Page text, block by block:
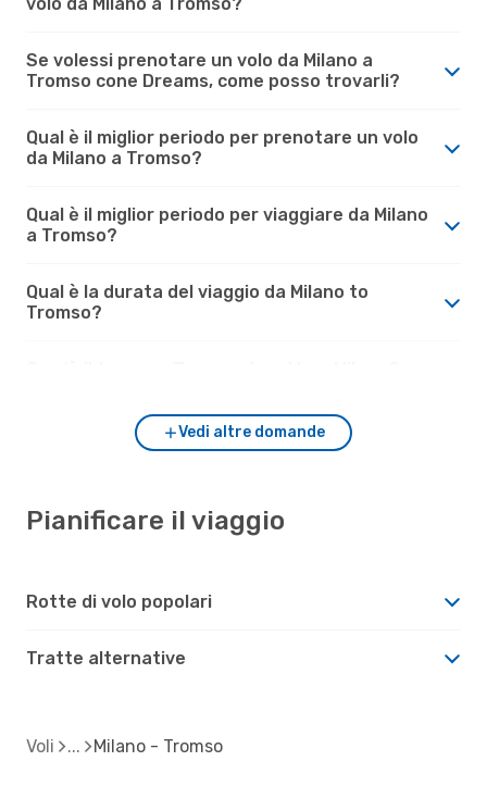
Se volessi prenotare un volo da Milano a
Tromso cone Dreams, come posso trovarli?
Qual è il miglior periodo per prenotare un volo
da Milano a Tromso?
Qual è il miglior periodo per viaggiare da Milano
a Tromso?
Qual è la durata del viaggio da Milano to
Tromso?
Vedi altre domande
Pianificare il viaggio
Rotte di volo popolari
Tratte alternative
Voli Milano - Tromso